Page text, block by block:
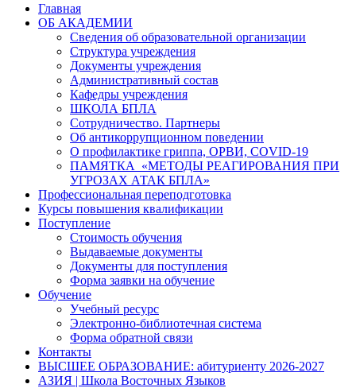
Главная
ОБ АКАДЕМИИ
Сведения об образовательной организации
Структура учреждения
Документы учреждения
Административный состав
Кафедры учреждения
ШКОЛА БПЛА
Сотрудничество. Партнеры
Об антикоррупционном поведении
О профилактике гриппа, ОРВИ, COVID-19
ПАМЯТКА «МЕТОДЫ РЕАГИРОВАНИЯ ПРИ
УГРОЗАХ АТАК БПЛА»
Профессиональная переподготовка
Курсы повышения квалификации
Поступление
Стоимость обучения
Выдаваемые документы
Документы для поступления
Форма заявки на обучение
Обучение
Учебный ресурс
Электронно-библиотечная система
Форма обратной связи
Контакты
ВЫСШЕЕ ОБРАЗОВАНИЕ: абитуриенту 2026-2027
АЗИЯ | Школа Восточных Языков